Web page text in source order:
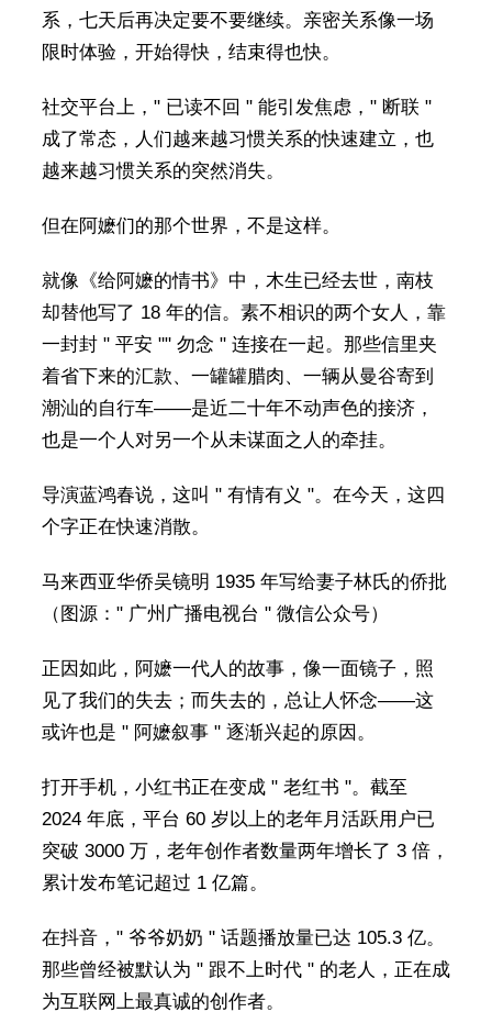
系，七天后再决定要不要继续。亲密关系像一场
限时体验，开始得快，结束得也快。
社交平台上，" 已读不回 " 能引发焦虑，" 断联 "
成了常态，人们越来越习惯关系的快速建立，也
越来越习惯关系的突然消失。
但在阿嬷们的那个世界，不是这样。
就像《给阿嬷的情书》中，木生已经去世，南枝
却替他写了 18 年的信。素不相识的两个女人，靠
一封封 " 平安 "" 勿念 " 连接在一起。那些信里夹
着省下来的汇款、一罐罐腊肉、一辆从曼谷寄到
潮汕的自行车——是近二十年不动声色的接济，
也是一个人对另一个从未谋面之人的牵挂。
导演蓝鸿春说，这叫 " 有情有义 "。在今天，这四
个字正在快速消散。
马来西亚华侨吴镜明 1935 年写给妻子林氏的侨批
（图源：" 广州广播电视台 " 微信公众号）
正因如此，阿嬷一代人的故事，像一面镜子，照
见了我们的失去；而失去的，总让人怀念——这
或许也是 " 阿嬷叙事 " 逐渐兴起的原因。
打开手机，小红书正在变成 " 老红书 "。截至
2024 年底，平台 60 岁以上的老年月活跃用户已
突破 3000 万，老年创作者数量两年增长了 3 倍，
累计发布笔记超过 1 亿篇。
在抖音，" 爷爷奶奶 " 话题播放量已达 105.3 亿。
那些曾经被默认为 " 跟不上时代 " 的老人，正在成
为互联网上最真诚的创作者。